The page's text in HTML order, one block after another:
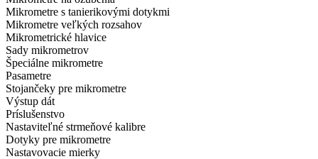
Mikrometre s tanierikovými dotykmi
Mikrometre veľkých rozsahov
Mikrometrické hlavice
Sady mikrometrov
Špeciálne mikrometre
Pasametre
Stojančeky pre mikrometre
Výstup dát
Príslušenstvo
Nastaviteľné strmeňové kalibre
Dotyky pre mikrometre
Nastavovacie mierky